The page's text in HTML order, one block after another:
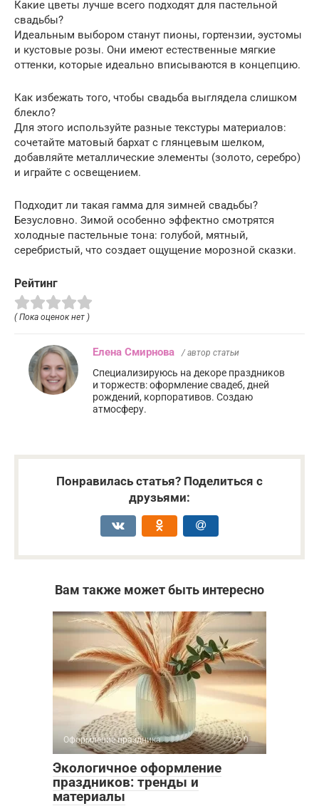
Какие цветы лучше всего подходят для пастельной
свадьбы?
Идеальным выбором станут пионы, гортензии, эустомы
и кустовые розы. Они имеют естественные мягкие
оттенки, которые идеально вписываются в концепцию.
Как избежать того, чтобы свадьба выглядела слишком
блекло?
Для этого используйте разные текстуры материалов:
сочетайте матовый бархат с глянцевым шелком,
добавляйте металлические элементы (золото, серебро)
и играйте с освещением.
Подходит ли такая гамма для зимней свадьбы?
Безусловно. Зимой особенно эффектно смотрятся
холодные пастельные тона: голубой, мятный,
серебристый, что создает ощущение морозной сказки.
Рейтинг
( Пока оценок нет )
Елена Смирнова / автор статьи
Специализируюсь на декоре праздников
и торжеств: оформление свадеб, дней
рождений, корпоративов. Создаю
атмосферу.
Понравилась статья? Поделиться с
друзьями:
Вам также может быть интересно
Оформление праздника 0
Экологичное оформление
праздников: тренды и
материалы